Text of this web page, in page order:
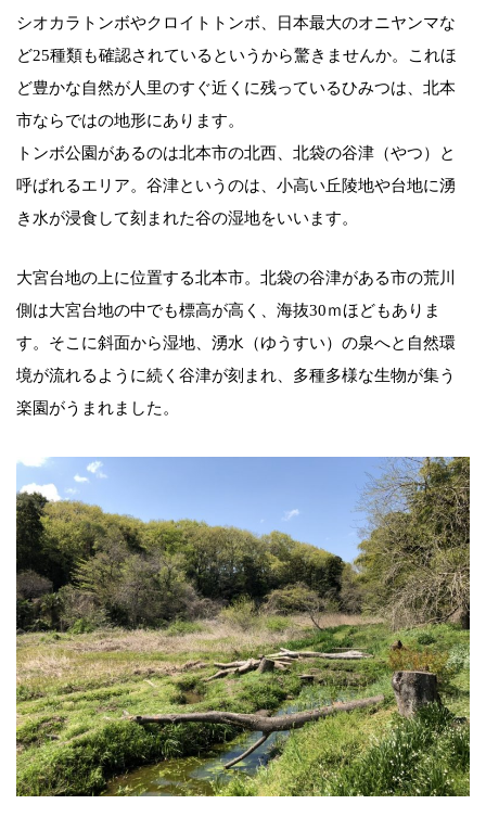
シオカラトンボやクロイトトンボ、日本最大のオニヤンマな
ど25種類も確認されているというから驚きませんか。これほ
ど豊かな自然が人里のすぐ近くに残っているひみつは、北本
市ならではの地形にあります。
トンボ公園があるのは北本市の北西、北袋の谷津（やつ）と
呼ばれるエリア。谷津というのは、小高い丘陵地や台地に湧
き水が浸食して刻まれた谷の湿地をいいます。
大宮台地の上に位置する北本市。北袋の谷津がある市の荒川
側は大宮台地の中でも標高が高く、海抜30ｍほどもありま
す。そこに斜面から湿地、湧水（ゆうすい）の泉へと自然環
境が流れるように続く谷津が刻まれ、多種多様な生物が集う
楽園がうまれました。